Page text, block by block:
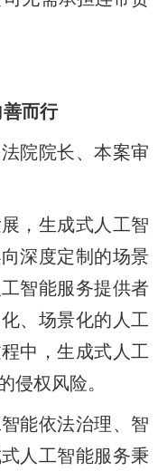
而行
院院长、本案审
，生成式人工智
深度定制的场景
智能服务提供者
、场景化的人工
中，生成式人工
侵权风险。
能依法治理、智
人工智能服务秉